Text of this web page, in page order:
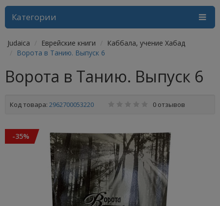
Категории
Judaica Еврейские книги
Каббала, учение Хабад
Ворота в Танию. Выпуск 6
Ворота в Танию. Выпуск 6
Код товара: 2962700053220 0 отзывов
-35%